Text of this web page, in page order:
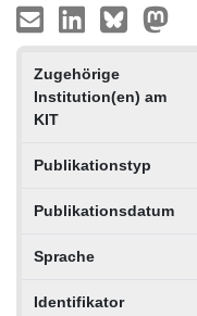
Zugehörige
Institution(en) am
KIT
Publikationstyp
Publikationsdatum
Sprache
Identifikator